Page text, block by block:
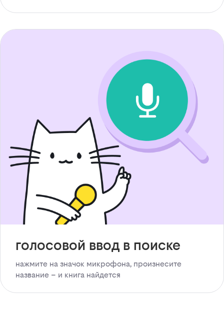
голосовой ввод в поиске
нажмите на значок микрофона, произнесите
название – и книга найдется